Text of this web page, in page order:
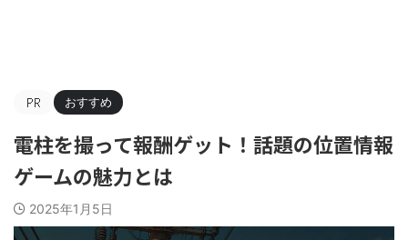
おすすめ
電柱を撮って報酬ゲット！話題の位置情報
ゲームの魅力とは
2025年1月5日